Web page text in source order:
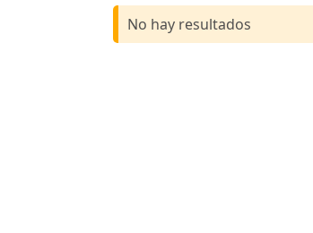
No hay resultados